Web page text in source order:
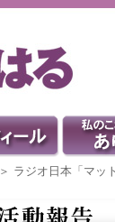
＞ ラジオ日本「マッ